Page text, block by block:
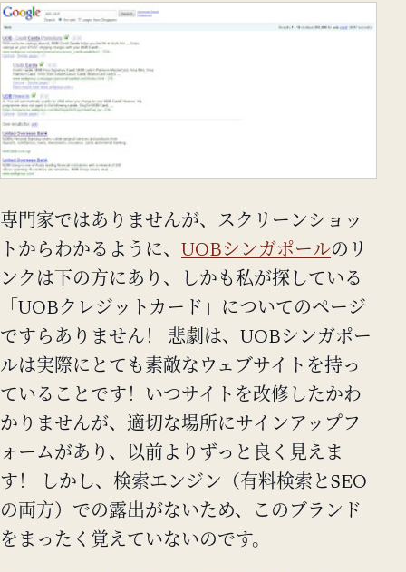
専門家ではありませんが、スクリーンショッ
トからわかるように、 UOBシンガポールのリ
ンクは下の方にあり、しかも私が探している
「UOBクレジットカード」についてのページ
ですらありません！ 悲劇は、UOBシンガポー
ルは実際にとても素敵なウェブサイトを持っ
ていることです！いつサイトを改修したかわ
かりませんが、適切な場所にサインアップフ
ォームがあり、以前よりずっと良く見えま
す！ しかし、検索エンジン（有料検索とSEO
の両方）での露出がないため、このブランド
をまったく覚えていないのです。